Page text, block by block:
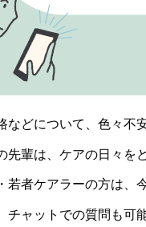
などについて、色々不
先輩は、ケアの日々を
若者ケアラーの方は、
チャットでの質問も可